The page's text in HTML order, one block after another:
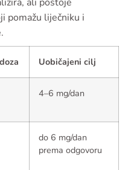
ali postoje
pomažu liječniku i
Uobičajeni cilj
4–6 mg/dan
do 6 mg/dan
prema odgovoru